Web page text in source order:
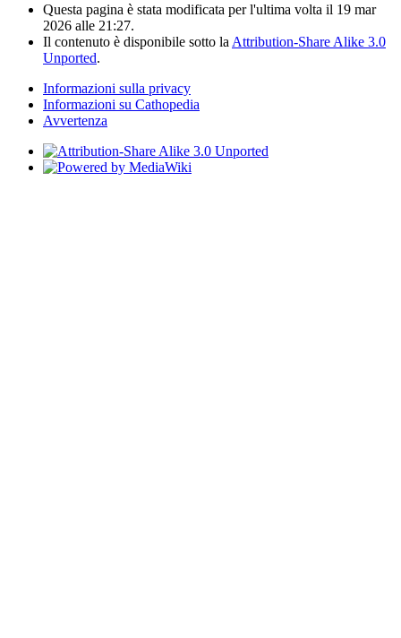
Questa pagina è stata modificata per l'ultima volta il 19 mar
2026 alle 21:27.
Il contenuto è disponibile sotto la Attribution-Share Alike 3.0
Unported.
Informazioni sulla privacy
Informazioni su Cathopedia
Avvertenza